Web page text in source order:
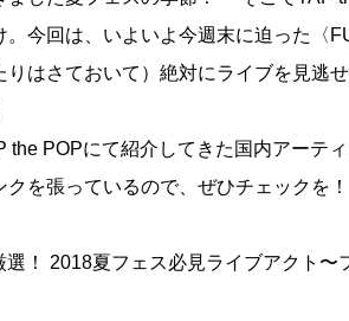
。今回は、いよいよ今週末に迫った〈
りはさておいて）絶対にライブを見逃
the POPにて紹介してきた国内アーテ
クを張っているので、ぜひチェックを
選！ 2018夏フェス必見ライブアクト〜